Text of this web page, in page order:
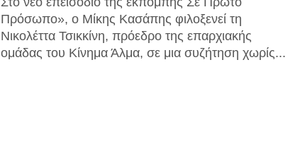
Πρόσωπο», ο Μίκης Κασάπης φιλοξενεί τη
Νικολέττα Τσικκίνη, πρόεδρο της επαρχιακής
ομάδας του Κίνημα Άλμα, σε μια συζήτηση χωρίς...